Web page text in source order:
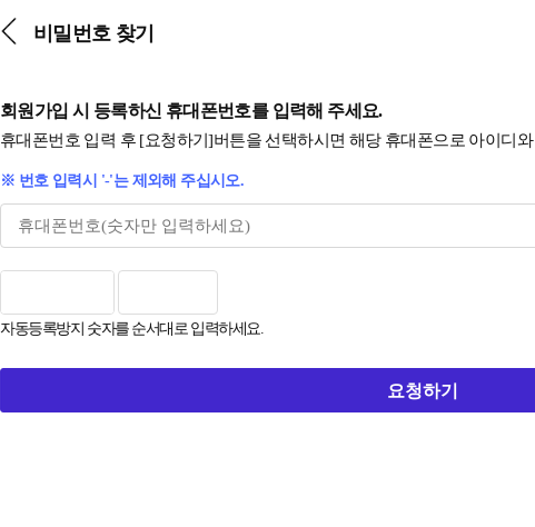
비밀번호 찾기
회원가입 시 등록하신 휴대폰번호를 입력해 주세요.
휴대폰번호 입력 후 [요청하기]버튼을 선택하시면 해당 휴대폰으로 아이디와
※ 번호 입력시 '-'는 제외해 주십시오.
자동등록방지 숫자를 순서대로 입력하세요.
요청하기